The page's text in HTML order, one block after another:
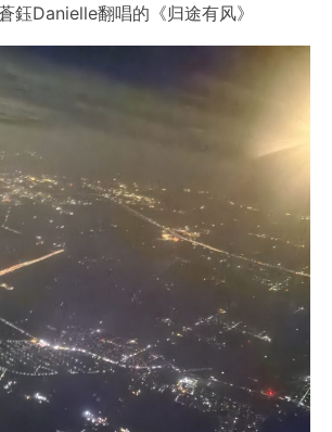
鈺Danielle翻唱的《归途有风》